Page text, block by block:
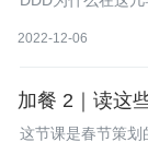
2022-12-06
加餐 2｜读这
这节课是春节策划